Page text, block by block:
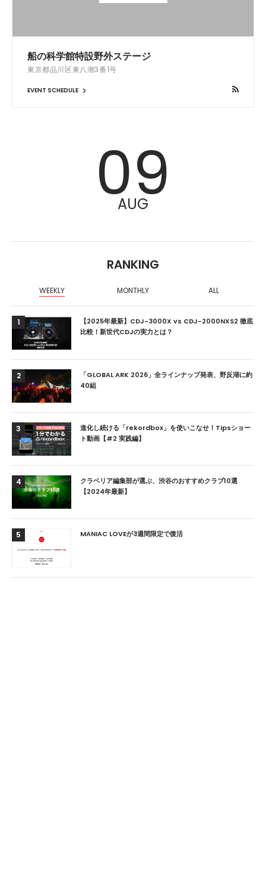
船の科学館特設野外ステージ
東京都品川区東八潮3番1号
EVENT SCHEDULE
09
AUG
RANKING
WEEKLY MONTHLY ALL
1
【2025年最新】CDJ-3000X vs CDJ-2000NXS2 徹底
比較！新世代CDJの実力とは？
2
「GLOBAL ARK 2026」全ラインナップ発表、野反湖に約
40組
3
進化し続ける「rekordbox」を使いこなせ！Tipsショー
ト動画【#2 実践編】
4
クラベリア編集部が選ぶ、渋谷のおすすめクラブ10選
【2024年最新】
5 MANIAC LOVEが3週間限定で復活